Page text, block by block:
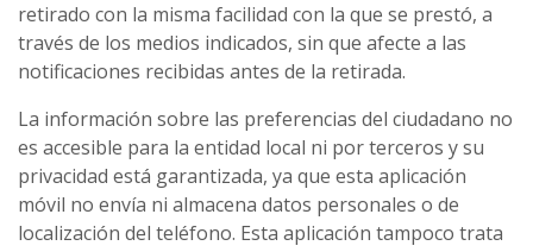
retirado con la misma facilidad con la que se prestó, a
través de los medios indicados, sin que afecte a las
notificaciones recibidas antes de la retirada.
La información sobre las preferencias del ciudadano no
es accesible para la entidad local ni por terceros y su
privacidad está garantizada, ya que esta aplicación
móvil no envía ni almacena datos personales o de
localización del teléfono. Esta aplicación tampoco trata